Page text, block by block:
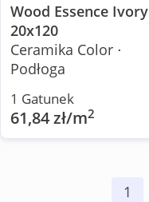
Wood Essence Ivory
20x120
Ceramika Color ⋅
Podłoga
1 Gatunek
61,84 zł/m2
1